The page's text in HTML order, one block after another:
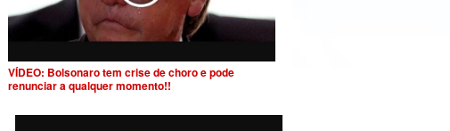
VÍDEO: Bolsonaro tem crise de choro e pode
renunciar a qualquer momento!!